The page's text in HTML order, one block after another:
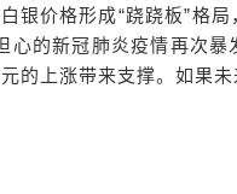
银价格形成“跷跷板”格
心的新冠肺炎疫情再次
的上涨带来支撑。如果